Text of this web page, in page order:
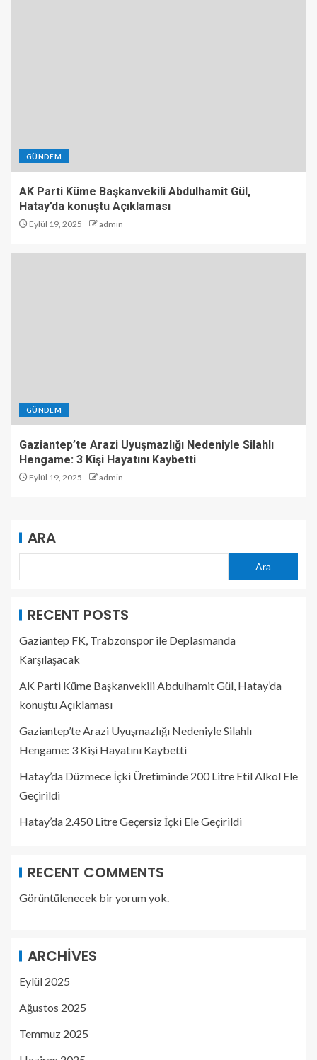
GÜNDEM
AK Parti Küme Başkanvekili Abdulhamit Gül,
Hatay’da konuştu Açıklaması
Eylül 19, 2025 admin
GÜNDEM
Gaziantep’te Arazi Uyuşmazlığı Nedeniyle Silahlı
Hengame: 3 Kişi Hayatını Kaybetti
Eylül 19, 2025 admin
ARA
Ara
RECENT POSTS
Gaziantep FK, Trabzonspor ile Deplasmanda
Karşılaşacak
AK Parti Küme Başkanvekili Abdulhamit Gül, Hatay’da
konuştu Açıklaması
Gaziantep’te Arazi Uyuşmazlığı Nedeniyle Silahlı
Hengame: 3 Kişi Hayatını Kaybetti
Hatay’da Düzmece İçki Üretiminde 200 Litre Etil Alkol Ele
Geçirildi
Hatay’da 2.450 Litre Geçersiz İçki Ele Geçirildi
RECENT COMMENTS
Görüntülenecek bir yorum yok.
ARCHIVES
Eylül 2025
Ağustos 2025
Temmuz 2025